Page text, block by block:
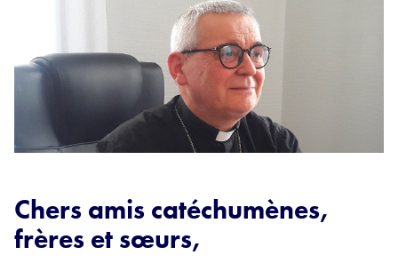
Chers amis catéchumènes,
frères et sœurs,